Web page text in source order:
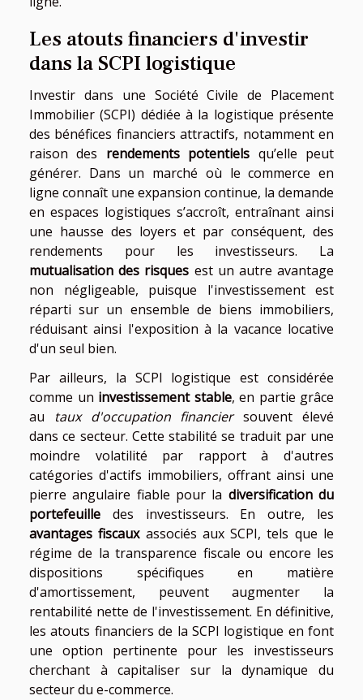
Les atouts financiers d'investir
dans la SCPI logistique
Investir dans une Société Civile de Placement
Immobilier (SCPI) dédiée à la logistique présente
des bénéfices financiers attractifs, notamment en
raison des rendements potentiels qu’elle peut
générer. Dans un marché où le commerce en
ligne connaît une expansion continue, la demande
en espaces logistiques s’accroît, entraînant ainsi
une hausse des loyers et par conséquent, des
rendements pour les investisseurs. La
mutualisation des risques est un autre avantage
non négligeable, puisque l'investissement est
réparti sur un ensemble de biens immobiliers,
réduisant ainsi l'exposition à la vacance locative
d'un seul bien.
Par ailleurs, la SCPI logistique est considérée
comme un investissement stable, en partie grâce
au taux d'occupation financiersouvent élevé
dans ce secteur. Cette stabilité se traduit par une
moindre volatilité par rapport à d'autres
catégories d'actifs immobiliers, offrant ainsi une
pierre angulaire fiable pour la diversification du
portefeuille des investisseurs. En outre, les
avantages fiscauxassociés aux SCPI, tels que le
régime de la transparence fiscale ou encore les
dispositions spécifiques en matière
d'amortissement, peuvent augmenter la
rentabilité nette de l'investissement. En définitive,
les atouts financiers de la SCPI logistique en font
une option pertinente pour les investisseurs
cherchant à capitaliser sur la dynamique du
secteur du e-commerce.